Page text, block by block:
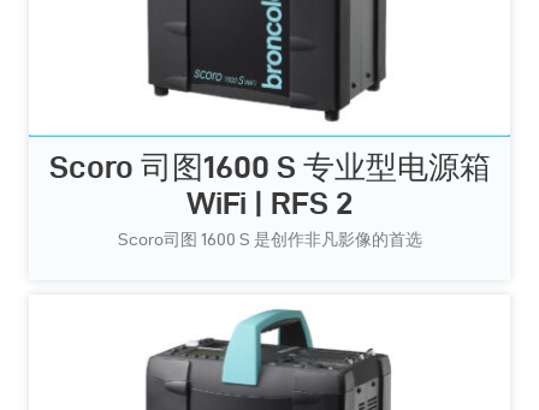
Scoro 司图1600 S 专业型电源箱
WiFi | RFS 2
Scoro司图 1600 S 是创作非凡影像的首选